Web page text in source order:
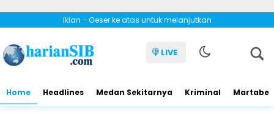
Iklan - Geser ke atas untuk melanjutkan
LIVE
Home Headlines Medan Sekitarnya Kriminal Martabe